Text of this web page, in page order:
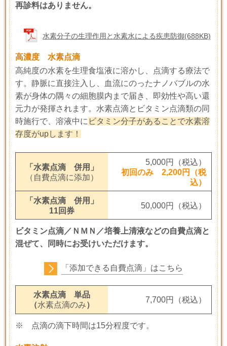
再診料はありません。
水素分子の生理作用と水素水による疾患防御(688KB)
高濃度 水素点滴
高純度の水素を生理食塩液に溶かし、点滴する療法で
す。 静脈に直接注入し、血流にのったナノバブルの水
素が身体の隅々の細胞膜内まで届き、
即効性や高い還
元力が発揮されます。水素点滴とビタミン点滴類の同
時施行で、溶液中に ビタミン分子があることで水素溶
存度がupします！
「水素点滴 併用」
（自費点滴に添加）
5,000円（税込）
初回のみ 2,200円（税
込）
「水素点滴 併用」
11回券
50,000円（税込）
ビタミン点滴／ＮＭＮ／培養上清液などの自費点滴と
混ぜて、同時にお受けいただけます。
「添加できる自費点滴」はこちら
水素点滴 単品
（水素点滴のみ）
7,700円（税込）
※ 点滴の滴下時間は15分程度です。